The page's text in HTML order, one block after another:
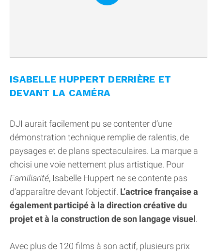
ISABELLE HUPPERT DERRIÈRE ET
DEVANT LA CAMÉRA
DJI aurait facilement pu se contenter d’une
démonstration technique remplie de ralentis, de
paysages et de plans spectaculaires. La marque a
choisi une voie nettement plus artistique. Pour
Familiarité, Isabelle Huppert ne se contente pas
d’apparaître devant l’objectif. L’actrice française a
également participé à la direction créative du
projet et à la construction de son langage visuel.
Avec plus de 120 films à son actif, plusieurs prix